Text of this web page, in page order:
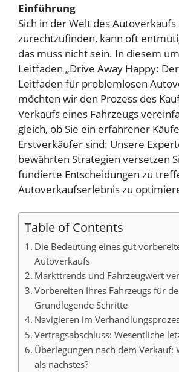
Einführung
Sich in der Welt des Autoverkaufs
zurechtzufinden, kann oft
das muss nicht sein. In diesem
Leitfaden „Drive Away Happy:
Leitfaden für problemlosen
möchten wir den Prozess des
Verkaufs eines Fahrzeugs
gleich, ob Sie ein erfahrener
Erstverkäufer sind: Unsere
bewährten Strategien versetzen
fundierte Entscheidungen zu
Autoverkaufserlebnis zu
Table of Contents
Die Bedeutung eines gut
Autoverkaufs
Markttrends und Fahrzeugwert
Vorbereiten Ihres Fahrzeugs für
Grundlegende Schritte
Navigieren im
Vertragsabschluss: Wesentliche
Überlegungen nach dem Verkauf:
als nächstes?